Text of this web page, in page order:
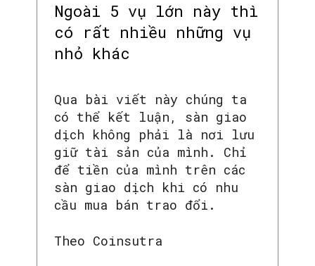
Ngoài 5 vụ lớn này thì
có rất nhiều những vụ
nhỏ khác
Qua bài viết này chúng ta
có thể kết luận, sàn giao
dịch không phải là nơi lưu
giữ tài sản của mình. Chỉ
để tiền của mình trên các
sàn giao dịch khi có nhu
cầu mua bán trao đổi.
Theo Coinsutra